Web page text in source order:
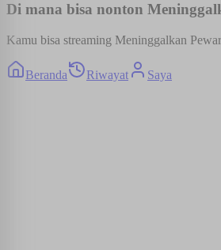
Di mana bisa nonton
Kamu bisa streaming Meninggalkan
Beranda Riwayat Saya